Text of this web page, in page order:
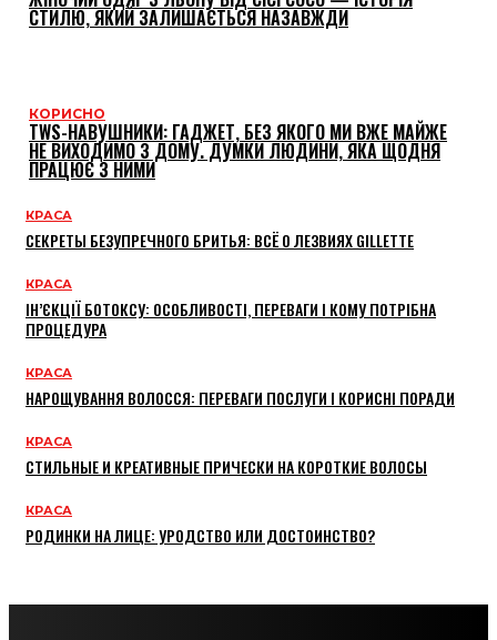
СТИЛЮ, ЯКИЙ ЗАЛИШАЄТЬСЯ НАЗАВЖДИ
КОРИСНО
TWS-НАВУШНИКИ: ГАДЖЕТ, БЕЗ ЯКОГО МИ ВЖЕ МАЙЖЕ
НЕ ВИХОДИМО З ДОМУ. ДУМКИ ЛЮДИНИ, ЯКА ЩОДНЯ
ПРАЦЮЄ З НИМИ
КРАСА
СЕКРЕТЫ БЕЗУПРЕЧНОГО БРИТЬЯ: ВСЁ О ЛЕЗВИЯХ GILLETTE
КРАСА
ІН’ЄКЦІЇ БОТОКСУ: ОСОБЛИВОСТІ, ПЕРЕВАГИ І КОМУ ПОТРІБНА
ПРОЦЕДУРА
КРАСА
НАРОЩУВАННЯ ВОЛОССЯ: ПЕРЕВАГИ ПОСЛУГИ І КОРИСНІ ПОРАДИ
КРАСА
СТИЛЬНЫЕ И КРЕАТИВНЫЕ ПРИЧЕСКИ НА КОРОТКИЕ ВОЛОСЫ
КРАСА
РОДИНКИ НА ЛИЦЕ: УРОДСТВО ИЛИ ДОСТОИНСТВО?